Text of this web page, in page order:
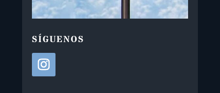
SÍGUENOS